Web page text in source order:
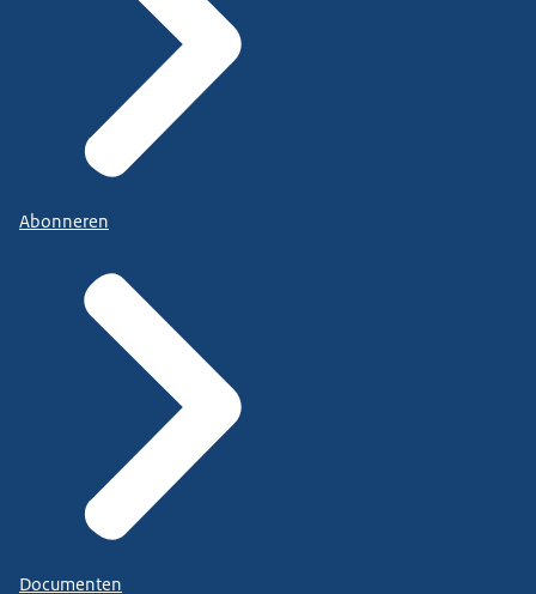
Abonneren
Documenten